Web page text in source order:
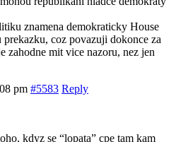
znamena demokraticky House
prekazku, coz povazuji dokonce za
zahodne mit vice nazoru, nez jen
pm #5583 Reply
kdyz se “lopata” cpe tam kam